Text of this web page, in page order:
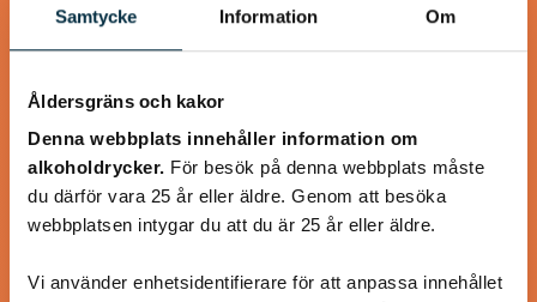
Samtycke Information Om
Åldersgräns och kakor
Denna webbplats innehåller information om
alkoholdrycker. För besök på denna webbplats måste
du därför vara 25 år eller äldre. Genom att besöka
webbplatsen intygar du att du är 25 år eller äldre.
Vi använder enhetsidentifierare för att anpassa innehållet
oanade höjder! Våffelsmet och tillbehör kan göras i förväg.
@koppargrytan